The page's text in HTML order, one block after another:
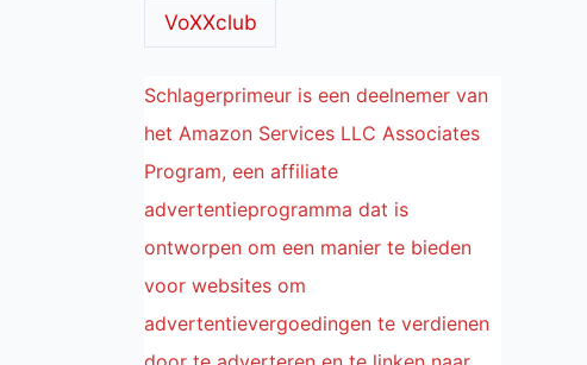
VoXXclub
Schlagerprimeur is een deelnemer van
het Amazon Services LLC Associates
Program, een affiliate
advertentieprogramma dat is
ontworpen om een manier te bieden
voor websites om
advertentievergoedingen te verdienen